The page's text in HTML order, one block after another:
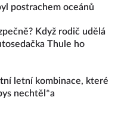
postrachem oceánů
Když rodič udělá
Thule ho
letní kombinace, které
nechtěl*a